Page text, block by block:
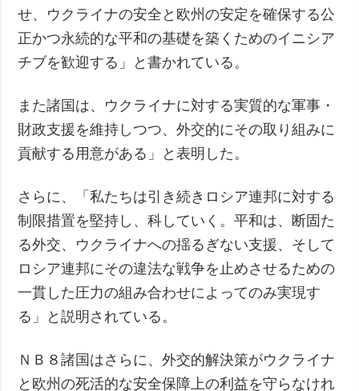
せ、ウクライナの安全と欧州の安定を確保する公
正かつ永続的な平和の基礎を築くためのイニシア
チブを歓迎する」と書かれている。
また諸国は、ウクライナに対する実質的な軍事・
財政支援を維持しつつ、外交的にその取り組みに
貢献する用意がある」と表明した。
さらに、「私たちは引き続きロシア連邦に対する
制限措置を堅持し、科していく。平和は、断固た
る外交、ウクライナへの揺るぎない支援、そして
ロシア連邦にその違法な戦争を止めさせるための
一貫した圧力の組み合わせによってのみ実現す
る」と説明されている。
ＮＢ８諸国はさらに、外交的解決策がウクライナ
と欧州の死活的な安全保障上の利益を守らなけれ